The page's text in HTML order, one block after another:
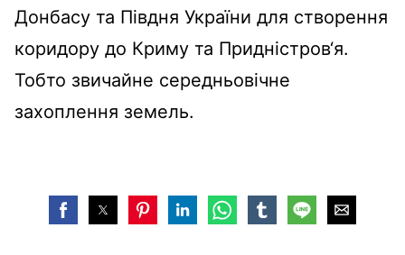
Донбасу та Півдня України для створення
коридору до Криму та Придністров‘я.
Тобто звичайне середньовічне
захоплення земель.